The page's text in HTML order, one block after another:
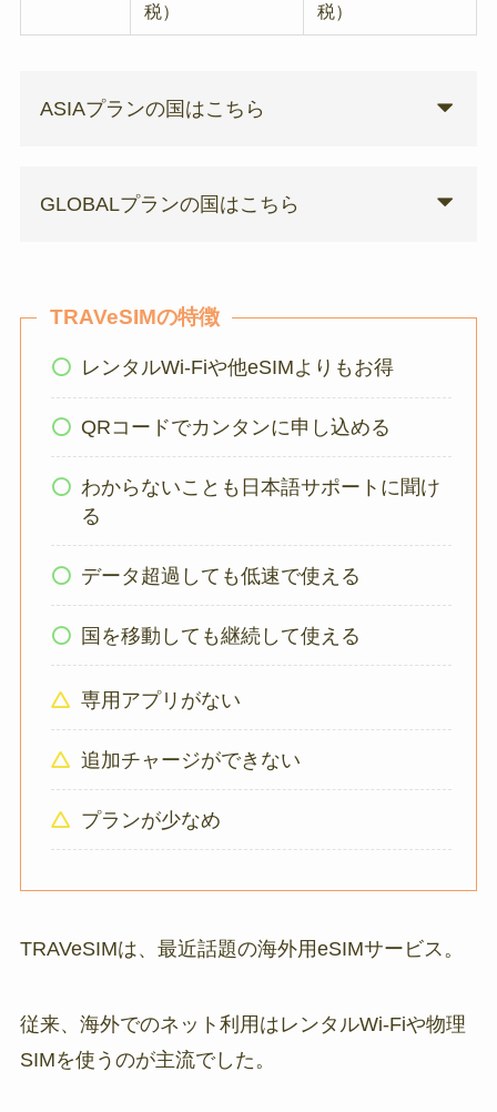
税）
税）
ASIAプランの国はこちら
GLOBALプランの国はこちら
TRAVeSIMの特徴
レンタルWi-Fiや他eSIMよりもお得
QRコードでカンタンに申し込める
わからないことも日本語サポートに聞け
る
データ超過しても低速で使える
国を移動しても継続して使える
専用アプリがない
追加チャージができない
プランが少なめ
TRAVeSIMは、最近話題の海外用eSIMサービス。
従来、海外でのネット利用はレンタルWi-Fiや物理
SIMを使うのが主流でした。